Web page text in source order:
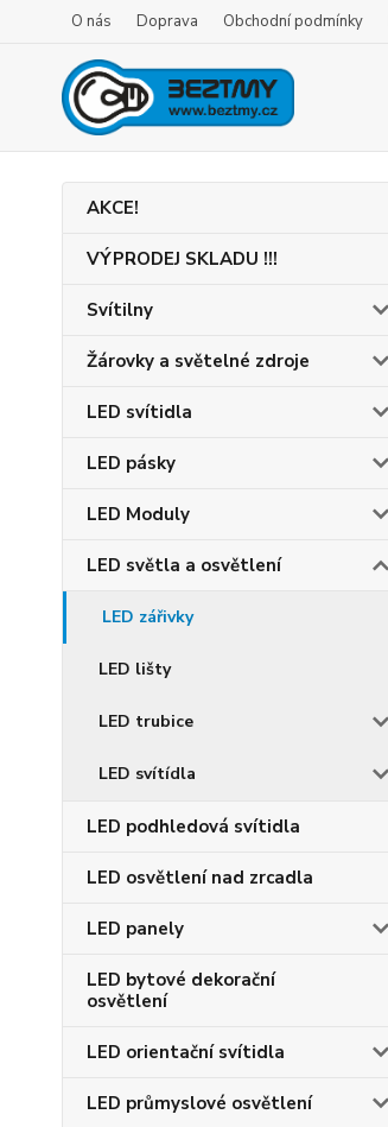
O nás Doprava Obchodní podmínky
AKCE!
VÝPRODEJ SKLADU !!!
Svítilny
Žárovky a světelné zdroje
LED svítidla
LED pásky
LED Moduly
LED světla a osvětlení
LED zářivky
LED lišty
LED trubice
LED svítídla
LED podhledová svítidla
LED osvětlení nad zrcadla
LED panely
LED bytové dekorační
osvětlení
LED orientační svítidla
LED průmyslové osvětlení